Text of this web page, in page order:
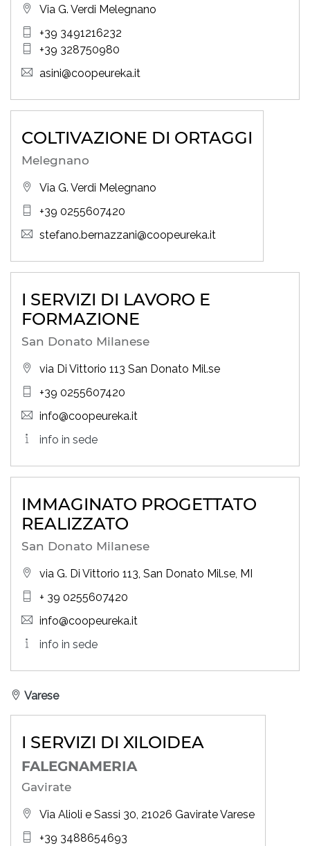
Via G. Verdi Melegnano
+39 3491216232
+39 328750980
asini@coopeureka.it
COLTIVAZIONE DI ORTAGGI
Melegnano
Via G. Verdi Melegnano
+39 0255607420
stefano.bernazzani@coopeureka.it
I SERVIZI DI LAVORO E
FORMAZIONE
San Donato Milanese
via Di Vittorio 113 San Donato Mil.se
+39 0255607420
info@coopeureka.it
info in sede
IMMAGINATO PROGETTATO
REALIZZATO
San Donato Milanese
via G. Di Vittorio 113, San Donato Mil.se, MI
+ 39 0255607420
info@coopeureka.it
info in sede
Varese
I SERVIZI DI XILOIDEA
FALEGNAMERIA
Gavirate
Via Alioli e Sassi 30, 21026 Gavirate Varese
+39 3488654693